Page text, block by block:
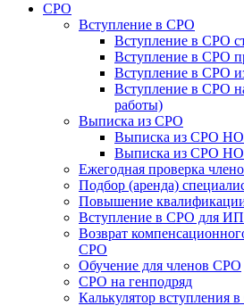
СРО
Вступление в СРО
Вступление в СРО
Вступление в СРО
Вступление в СРО
Вступление в СРО
работы)
Выписка из СРО
Выписка из СРО
Выписка из СРО
Ежегодная проверка
Подбор (аренда)
Повышение
Вступление в СРО для ИП
Возврат
СРО
Обучение для членов СРО
СРО на генподряд
Калькулятор вступления